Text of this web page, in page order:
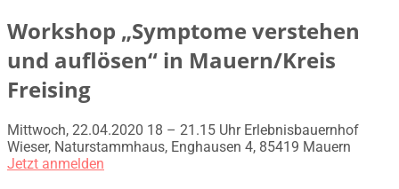
Workshop „Symptome verstehen
und auflösen“ in Mauern/Kreis
Freising
Mittwoch, 22.04.2020 18 – 21.15 Uhr Erlebnisbauernhof
Wieser, Naturstammhaus, Enghausen 4, 85419 Mauern
Jetzt anmelden